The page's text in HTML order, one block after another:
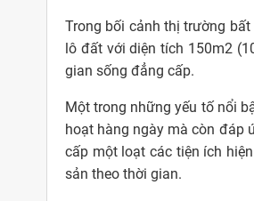
Trong bối cảnh thị trường
lô đất với diện tích 150m2
gian sống đẳng cấp.
Một trong những yếu tố nổi
hoạt hàng ngày mà còn đáp
cấp một loạt các tiện ích
sản theo thời gian.